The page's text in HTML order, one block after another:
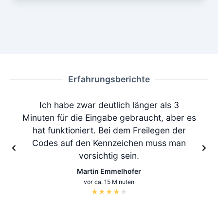
Erfahrungsberichte
Ich habe zwar deutlich länger als 3
Minuten für die Eingabe gebraucht, aber es
hat funktioniert. Bei dem Freilegen der
Codes auf den Kennzeichen muss man
vorsichtig sein.
Martin Emmelhofer
vor ca. 15 Minuten
★★★★ ★